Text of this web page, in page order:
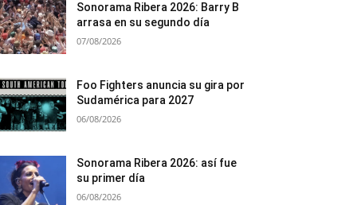
Sonorama Ribera 2026: Barry B
arrasa en su segundo día
07/08/2026
Foo Fighters anuncia su gira por
Sudamérica para 2027
06/08/2026
Sonorama Ribera 2026: así fue
su primer día
06/08/2026